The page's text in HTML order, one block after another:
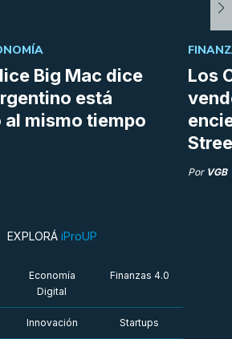
Big Mac dice
está
mismo tiempo
Los
Por VGB
EXPLORÁ iProUP
Economía
Digital
Finanzas 4.0
Innovación Startups